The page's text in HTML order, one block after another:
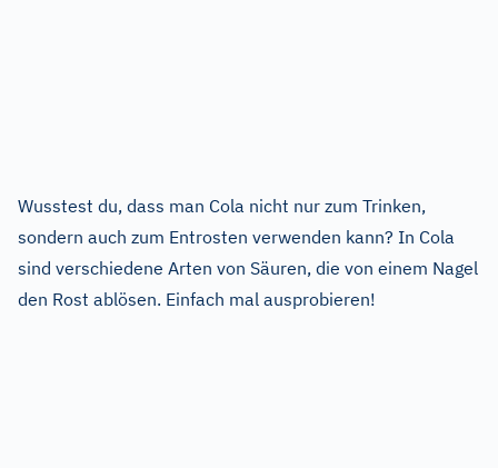
Wusstest du, dass man Cola nicht nur zum Trinken,
sondern auch zum Entrosten verwenden kann? In Cola
sind verschiedene Arten von Säuren, die von einem Nagel
den Rost ablösen. Einfach mal ausprobieren!